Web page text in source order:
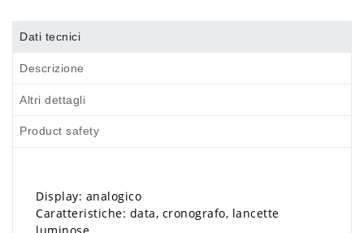
Dati tecnici
Descrizione
Altri dettagli
Product safety
Display: analogico
Caratteristiche: data, cronografo, lancette